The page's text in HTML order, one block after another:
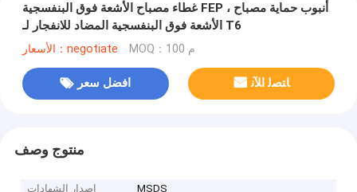
غطاء مصباح الأشعة فوق البنفسجية FEP ، أنبوب حماية مصباح
الأشعة فوق البنفسجية المضاد للانفجار لـ T6
الأسعار：negotiate MOQ：100 م
افضل سعر ﺎﺘﺼﻟ ﺍﻶﻧ
منتوج وصف
إصدار الشهادات
MSDS